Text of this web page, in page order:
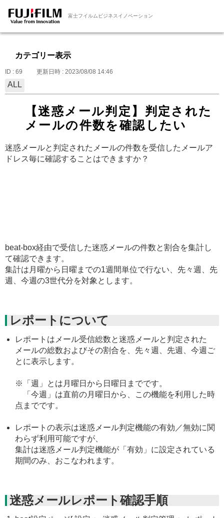
富士フイルムビジネスイノベーション
カテゴリー表示
ID : 69 更新日時 : 2023/08/08 14:46
ALL
【迷惑メール判定】判定された
メールの件数を確認したい
迷惑メールと判定されたメールの件数を受信したメールア
ドレス毎に確認することはできますか？
beat-box経由で受信した迷惑メールの件数と割合を集計し
て確認できます。
集計は月曜から日曜までの1週間単位で行ない、先々週、先
週、今週の3世代分を対象とします。
レポートについて
レポートはメール受信総数と迷惑メールと判定された
メールの総数およびその割合を、先々週、先週、今週ご
とに表示します。
※「週」とは月曜日から日曜日までです。
「今週」は直前の月曜日から、この機能を利用した時
点までです。
レポートの表示は迷惑メール判定機能の有効／無効に関
わらず利用可能ですが、
集計は迷惑メール判定機能が「有効」に設定されている
期間のみ、おこなわれます。
迷惑メールレポート確認手順